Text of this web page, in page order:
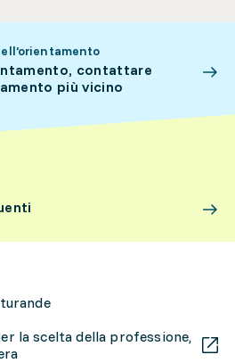
contattare
più vicino
la scelta della professione,